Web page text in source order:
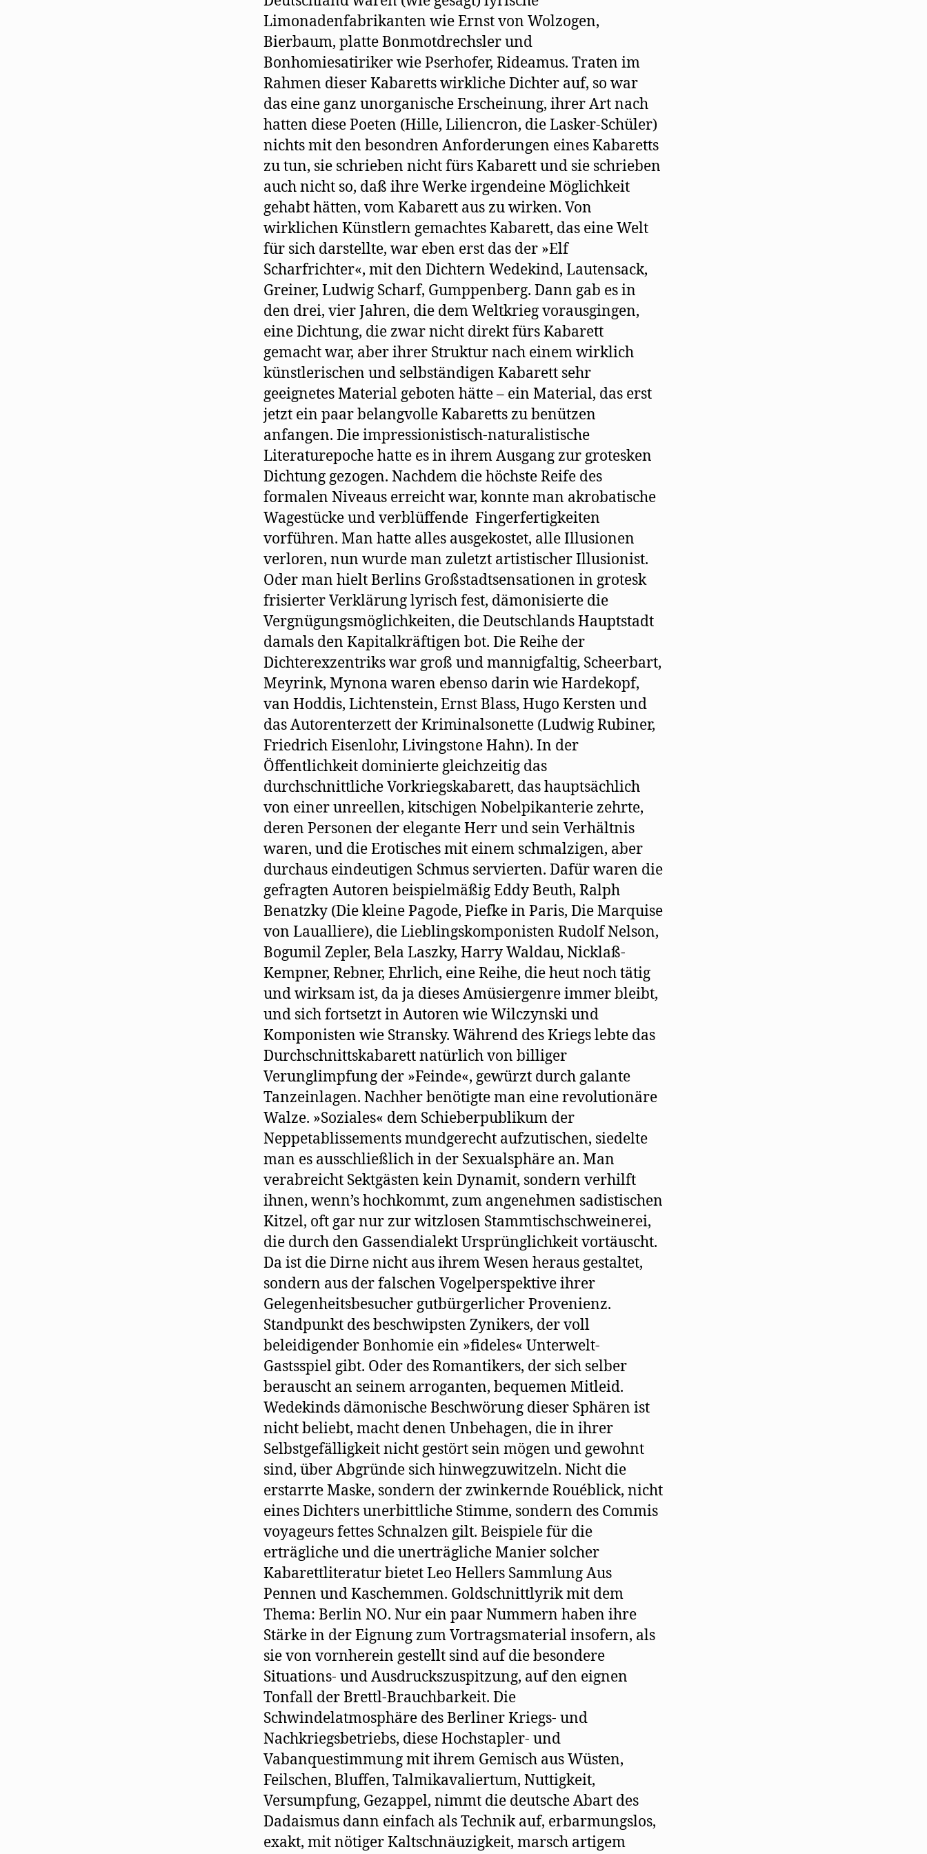
Limonadenfabrikanten wie Ernst von Wolzogen,
Bierbaum, platte Bonmotdrechsler und
Bonhomiesatiriker wie Pserhofer, Rideamus. Traten im
Rahmen dieser Kabaretts wirkliche Dichter auf, so war
das eine ganz unorganische Erscheinung, ihrer Art nach
hatten diese Poeten (Hille, Liliencron, die Lasker-Schüler)
nichts mit den besondren Anforderungen eines Kabaretts
zu tun, sie schrieben nicht fürs Kabarett und sie schrieben
auch nicht so, daß ihre Werke irgendeine Möglichkeit
gehabt hätten, vom Kabarett aus zu wirken. Von
wirklichen Künstlern gemachtes Kabarett, das eine Welt
für sich darstellte, war eben erst das der »Elf
Scharfrichter«, mit den Dichtern Wedekind, Lautensack,
Greiner, Ludwig Scharf, Gumppenberg. Dann gab es in
den drei, vier Jahren, die dem Weltkrieg vorausgingen,
eine Dichtung, die zwar nicht direkt fürs Kabarett
gemacht war, aber ihrer Struktur nach einem wirklich
künstlerischen und selbständigen Kabarett sehr
geeignetes Material geboten hätte – ein Material, das erst
jetzt ein paar belangvolle Kabaretts zu benützen
anfangen. Die impressionistisch-naturalistische
Literaturepoche hatte es in ihrem Ausgang zur grotesken
Dichtung gezogen. Nachdem die höchste Reife des
formalen Niveaus erreicht war, konnte man akrobatische
Wagestücke und verblüffende Fingerfertigkeiten
vorführen. Man hatte alles ausgekostet, alle Illusionen
verloren, nun wurde man zuletzt artistischer Illusionist.
Oder man hielt Berlins Großstadtsensationen in grotesk
frisierter Verklärung lyrisch fest, dämonisierte die
Vergnügungsmöglichkeiten, die Deutschlands Hauptstadt
damals den Kapitalkräftigen bot. Die Reihe der
Dichterexzentriks war groß und mannigfaltig, Scheerbart,
Meyrink, Mynona waren ebenso darin wie Hardekopf,
van Hoddis, Lichtenstein, Ernst Blass, Hugo Kersten und
das Autorenterzett der Kriminalsonette (Ludwig Rubiner,
Friedrich Eisenlohr, Livingstone Hahn). In der
Öffentlichkeit dominierte gleichzeitig das
durchschnittliche Vorkriegskabarett, das hauptsächlich
von einer unreellen, kitschigen Nobelpikanterie zehrte,
deren Personen der elegante Herr und sein Verhältnis
waren, und die Erotisches mit einem schmalzigen, aber
durchaus eindeutigen Schmus servierten. Dafür waren die
gefragten Autoren beispielmäßig Eddy Beuth, Ralph
Benatzky (Die kleine Pagode, Piefke in Paris, Die Marquise
von Laualliere), die Lieblingskomponisten Rudolf Nelson,
Bogumil Zepler, Bela Laszky, Harry Waldau, Nicklaß-
Kempner, Rebner, Ehrlich, eine Reihe, die heut noch tätig
und wirksam ist, da ja dieses Amüsiergenre immer bleibt,
und sich fortsetzt in Autoren wie Wilczynski und
Komponisten wie Stransky. Während des Kriegs lebte das
Durchschnittskabarett natürlich von billiger
Verunglimpfung der »Feinde«, gewürzt durch galante
Tanzeinlagen. Nachher benötigte man eine revolutionäre
Walze. »Soziales« dem Schieberpublikum der
Neppetablissements mundgerecht aufzutischen, siedelte
man es ausschließlich in der Sexualsphäre an. Man
verabreicht Sektgästen kein Dynamit, sondern verhilft
ihnen, wenn’s hochkommt, zum angenehmen sadistischen
Kitzel, oft gar nur zur witzlosen Stammtischschweinerei,
die durch den Gassendialekt Ursprünglichkeit vortäuscht.
Da ist die Dirne nicht aus ihrem Wesen heraus gestaltet,
sondern aus der falschen Vogelperspektive ihrer
Gelegenheitsbesucher gutbürgerlicher Provenienz.
Standpunkt des beschwipsten Zynikers, der voll
beleidigender Bonhomie ein »fideles« Unterwelt-
Gastsspiel gibt. Oder des Romantikers, der sich selber
berauscht an seinem arroganten, bequemen Mitleid.
Wedekinds dämonische Beschwörung dieser Sphären ist
nicht beliebt, macht denen Unbehagen, die in ihrer
Selbstgefälligkeit nicht gestört sein mögen und gewohnt
sind, über Abgründe sich hinwegzuwitzeln. Nicht die
erstarrte Maske, sondern der zwinkernde Rouéblick, nicht
eines Dichters unerbittliche Stimme, sondern des Commis
voyageurs fettes Schnalzen gilt. Beispiele für die
erträgliche und die unerträgliche Manier solcher
Kabarettliteratur bietet Leo Hellers Sammlung Aus
Pennen und Kaschemmen. Goldschnittlyrik mit dem
Thema: Berlin NO. Nur ein paar Nummern haben ihre
Stärke in der Eignung zum Vortragsmaterial insofern, als
sie von vornherein gestellt sind auf die besondere
Situations- und Ausdruckszuspitzung, auf den eignen
Tonfall der Brettl-Brauchbarkeit. Die
Schwindelatmosphäre des Berliner Kriegs- und
Nachkriegsbetriebs, diese Hochstapler- und
Vabanquestimmung mit ihrem Gemisch aus Wüsten,
Feilschen, Bluffen, Talmikavaliertum, Nuttigkeit,
Versumpfung, Gezappel, nimmt die deutsche Abart des
Dadaismus dann einfach als Technik auf, erbarmungslos,
exakt, mit nötiger Kaltschnäuzigkeit, marsch artigem